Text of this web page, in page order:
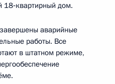
18‑квартирный дом.
аварийные
работы. Все
в штатном режиме,